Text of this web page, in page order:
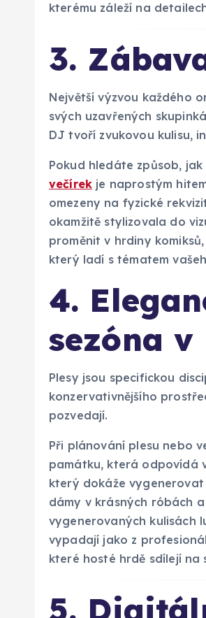
kterému záleží na
3.
Největší výzvou každého
svých uzavřených
DJ tvoří zvukovou kulisu,
Pokud hledáte způsob,
večírek je naprostým
omezeny na fyzické
okamžitě stylizovala do
proměnit v hrdiny
který ladí s tématem
4.
sezóna
Plesy jsou specifickou
konzervativnějšího
pozvedají.
Při plánování plesu nebo
památku, která odpovídá
který dokáže
dámy v krásných róbách
vygenerovaných kulisách
vypadají jako z
které hosté hrdě sdílejí na
5.